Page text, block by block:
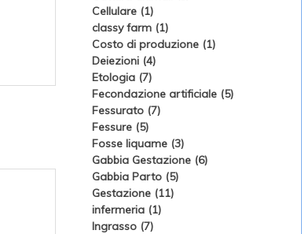
Cellulare (1)
classy farm (1)
Costo di produzione (1)
Deiezioni (4)
Etologia (7)
Fecondazione artificiale (5)
Fessurato (7)
Fessure (5)
Fosse liquame (3)
Gabbia Gestazione (6)
Gabbia Parto (5)
Gestazione (11)
infermeria (1)
Ingrasso (7)